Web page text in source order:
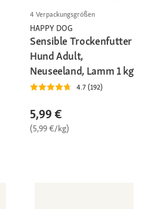
4 Verpackungsgrößen
HAPPY DOG
Sensible Trockenfutter
Hund Adult,
Neuseeland, Lamm 1 kg
4.7 (192)
5,99 €
(5,99 €/kg)